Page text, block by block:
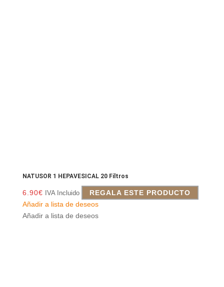
NATUSOR 1 HEPAVESICAL 20 Filtros
6.90€ IVA Incluido
REGALA ESTE PRODUCTO
Añadir a lista de deseos
Añadir a lista de deseos